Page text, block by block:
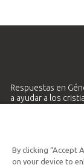
Respuestas en
a ayudar a los
By clicking “Accept
on your device to